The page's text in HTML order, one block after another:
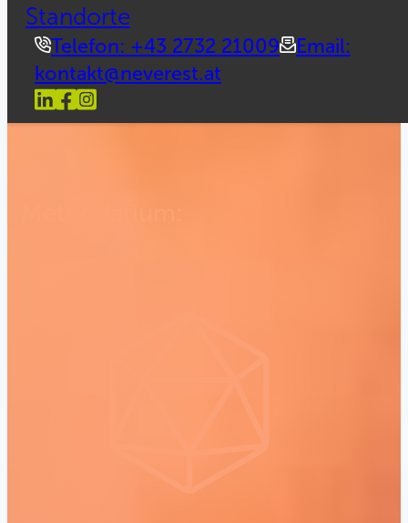
Standorte
Telefon: +43 2732 21009
Email:
kontakt@neverest.at